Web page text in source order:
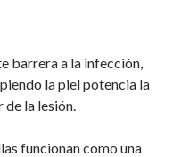
barrera a la infección,
la piel potencia la
la lesión.
funcionan como una